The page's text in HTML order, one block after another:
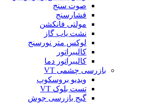
صوت سنج
فشارسنج
مولتی فانکشن
نشت یاب گاز
لوکس متر نورسنج
کالیبراتور
کالیبراتور دما
بازرسی چشمی VT
ویدیو بروسکوپ
تست بلوک VT
گیج بازرسی جوش